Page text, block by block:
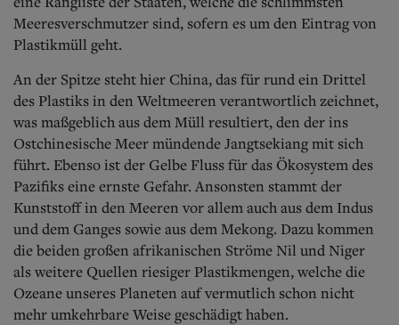
Meeresverschmutzer sind, sofern es um den Eintrag von
Plastikmüll geht.
An der Spitze steht hier China, das für rund ein Drittel
des Plastiks in den Weltmeeren verantwortlich zeichnet,
was maßgeblich aus dem Müll resultiert, den der ins
Ostchinesische Meer mündende Jangtsekiang mit sich
führt. Ebenso ist der Gelbe Fluss für das Ökosystem des
Pazifiks eine ernste Gefahr. Ansonsten stammt der
Kunststoff in den Meeren vor allem auch aus dem Indus
und dem Ganges sowie aus dem Mekong. Dazu kommen
die beiden großen afrikanischen Ströme Nil und Niger
als weitere Quellen riesiger Plastikmengen, welche die
Ozeane unseres Planeten auf vermutlich schon nicht
mehr umkehrbare Weise geschädigt haben.